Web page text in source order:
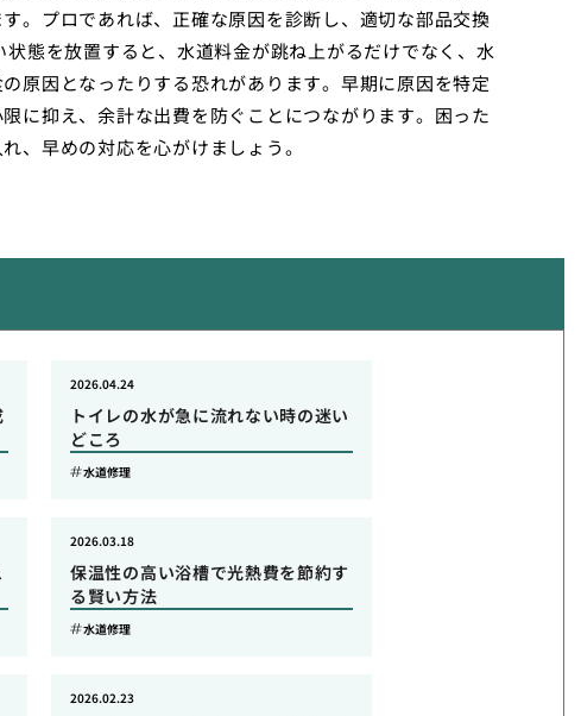
。プロであれば、正確な原因を診断し、適切な部品交換
態を放置すると、水道料金が跳ね上がるだけでなく、水
原因となったりする恐れがあります。早期に原因を特定
に抑え、余計な出費を防ぐことにつながります。困った
、早めの対応を心がけましょう。
トイレの水が急に流れない時の迷い
どころ
2026.04.24
水道修理
保温性の高い浴槽で光熱費を節約す
る賢い方法
2026.03.18
水道修理
2026.02.23